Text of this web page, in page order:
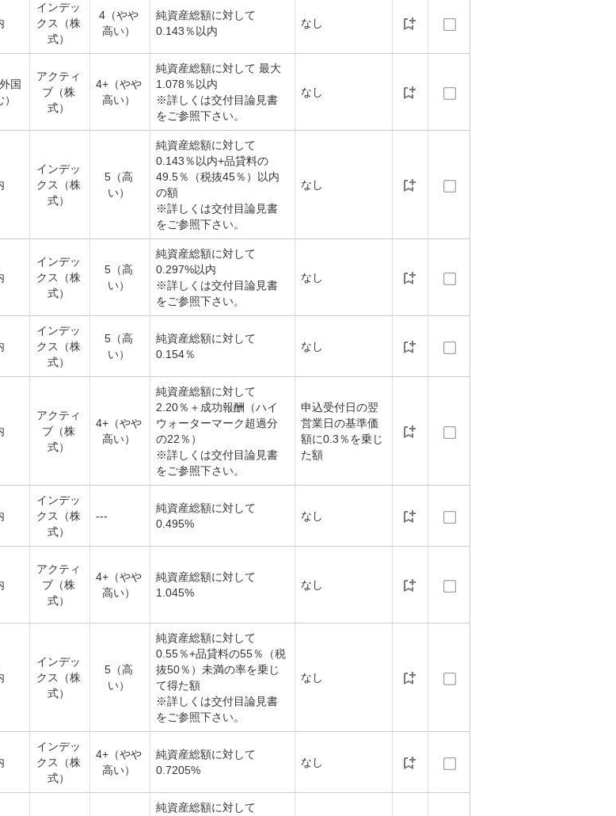
インデッ
クス（株
式）
4（やや
高い）
純資産総額に対して
0.143％以内
なし
国
アクティ
ブ（株
式）
4+（やや
高い）
純資産総額に対して 最大
1.078％以内
※詳しくは交付目論見書
をご参照下さい。
なし
インデッ
クス（株
式）
5（高
い）
純資産総額に対して
0.143％以内+品貸料の
49.5％（税抜45％）以内
の額
※詳しくは交付目論見書
をご参照下さい。
なし
インデッ
クス（株
式）
5（高
い）
純資産総額に対して
0.297%以内
※詳しくは交付目論見書
をご参照下さい。
なし
インデッ
クス（株
式）
5（高
い）
純資産総額に対して
0.154％
なし
アクティ
ブ（株
式）
4+（やや
高い）
純資産総額に対して
2.20％＋成功報酬（ハイ
ウォーターマーク超過分
の22％）
※詳しくは交付目論見書
をご参照下さい。
申込受付日の翌
営業日の基準価
額に0.3％を乗じ
た額
インデッ
クス（株
式）
---
純資産総額に対して
0.495%
なし
アクティ
ブ（株
式）
4+（やや
高い）
純資産総額に対して
1.045%
なし
インデッ
クス（株
式）
5（高
い）
純資産総額に対して
0.55％+品貸料の55％（税
抜50％）未満の率を乗じ
て得た額
※詳しくは交付目論見書
をご参照下さい。
なし
インデッ
クス（株
式）
4+（やや
高い）
純資産総額に対して
0.7205%
なし
純資産総額に対して